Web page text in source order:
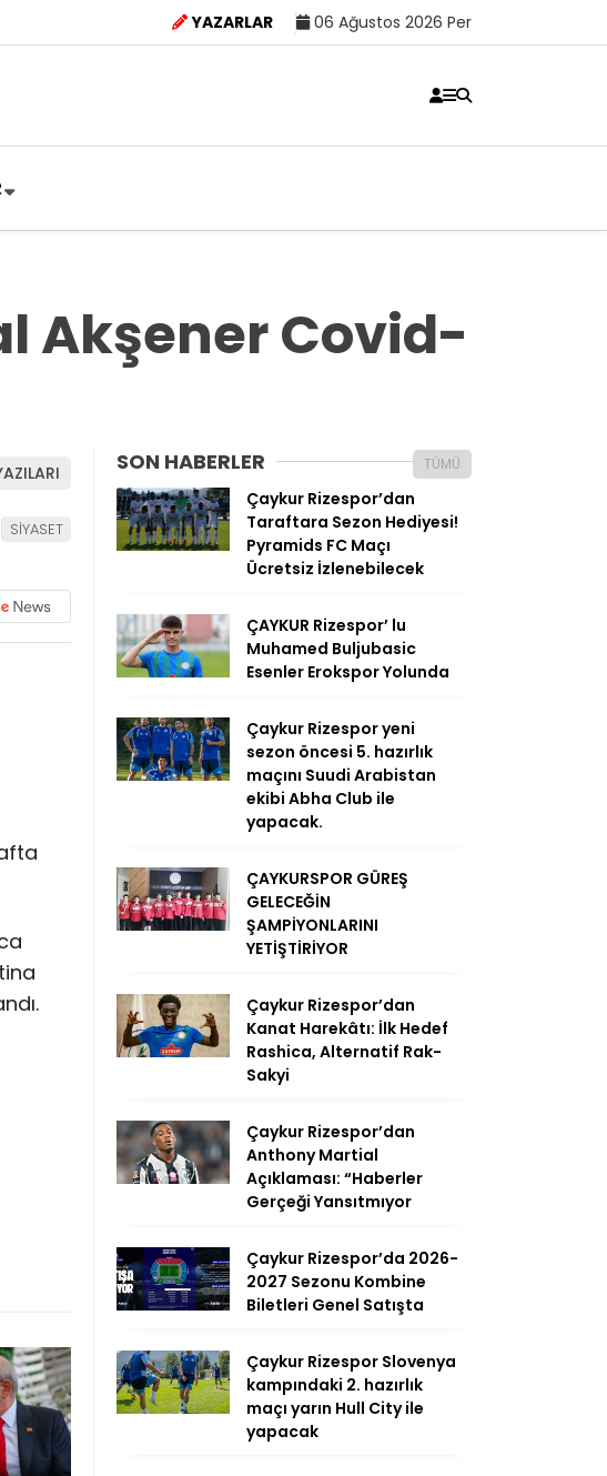
YAZARLAR 06 Ağustos 2026 Per
Akşener Covid-
SİYASET
SON HABERLER TÜMÜ
Çaykur Rizespor’dan
Taraftara Sezon Hediyesi!
Pyramids FC Maçı
Ücretsiz İzlenebilecek
ÇAYKUR Rizespor’ lu
Muhamed Buljubasic
Esenler Erokspor Yolunda
Çaykur Rizespor yeni
sezon öncesi 5. hazırlık
maçını Suudi Arabistan
ekibi Abha Club ile
yapacak.
ÇAYKURSPOR GÜREŞ
GELECEĞİN
ŞAMPİYONLARINI
YETİŞTİRİYOR
Çaykur Rizespor’dan
Kanat Harekâtı: İlk Hedef
Rashica, Alternatif Rak-
Sakyi
Çaykur Rizespor’dan
Anthony Martial
Açıklaması: “Haberler
Gerçeği Yansıtmıyor
Çaykur Rizespor’da 2026-
2027 Sezonu Kombine
Biletleri Genel Satışta
Çaykur Rizespor Slovenya
kampındaki 2. hazırlık
maçı yarın Hull City ile
yapacak